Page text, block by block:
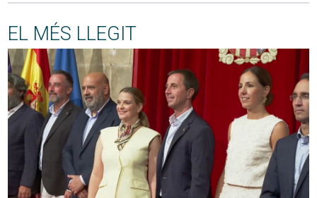
EL MÉS LLEGIT